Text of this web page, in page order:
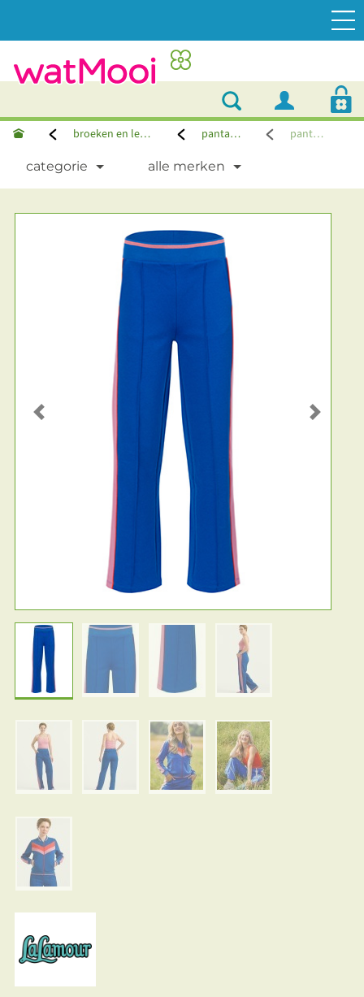
broeken en leggings pantalons pantalon
categorie alle merken
Previous Next